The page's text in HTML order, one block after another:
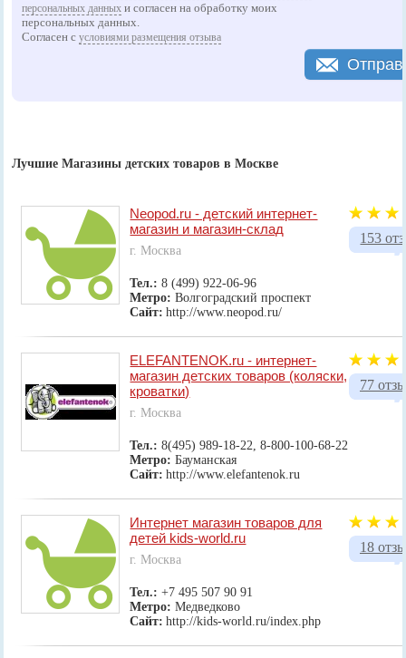
персональных данных и согласен на обработку моих
персональных данных.
Согласен сусловиями размещения отзыва
Лучшие Магазины детских товаров в Москве
153
Neopod.ru - детский интернет-
магазин и магазин-склад
г. Москва
Тел.:8 (499) 922-06-96
Метро:Волгоградский проспект
Сайт: http://www.neopod.ru/
77
ELEFANTENOK.ru - интернет-
магазин детских товаров (коляски,
кроватки)
г. Москва
Тел.:8(495) 989-18-22, 8-800-100-68-22
Метро:Бауманская
Сайт: http://www.elefantenok.ru
18
Интернет магазин товаров для
детей kids-world.ru
г. Москва
Тел.:+7 495 507 90 91
Метро:Медведково
Сайт: http://kids-world.ru/index.php